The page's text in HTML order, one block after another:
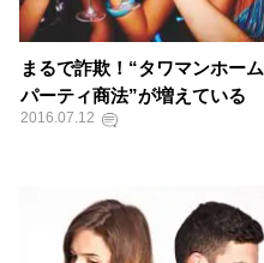
まるで詐欺！“タワマンホーム
パーティ商法”が増えている
2016.07.12